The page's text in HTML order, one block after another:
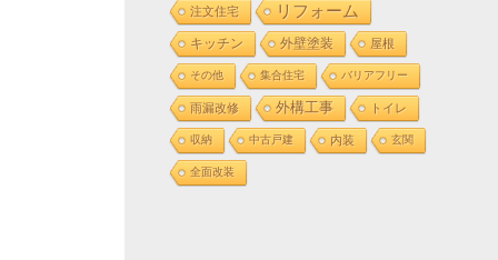
注文住宅 リフォーム
キッチン 外壁塗装 屋根
その他 集合住宅 バリアフリー
雨漏改修 外構工事 トイレ
収納 中古戸建 内装 玄関
全面改装